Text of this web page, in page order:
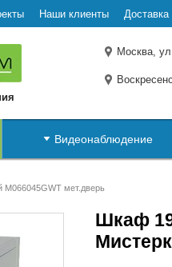
Наши клиенты Доставка
Москва,
Видеонаблюдение
мет.дверь
Шкаф